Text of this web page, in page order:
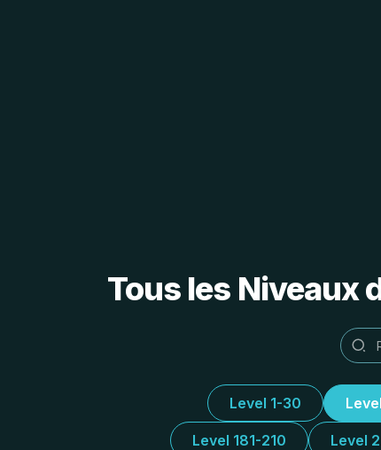
Tous les Niveaux
Level 1-30
Level 181-210 Level